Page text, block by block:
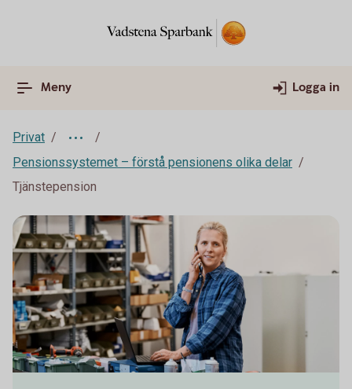
Meny Logga in
Privat
Pensionssystemet – förstå pensionens olika delar
Tjänstepension